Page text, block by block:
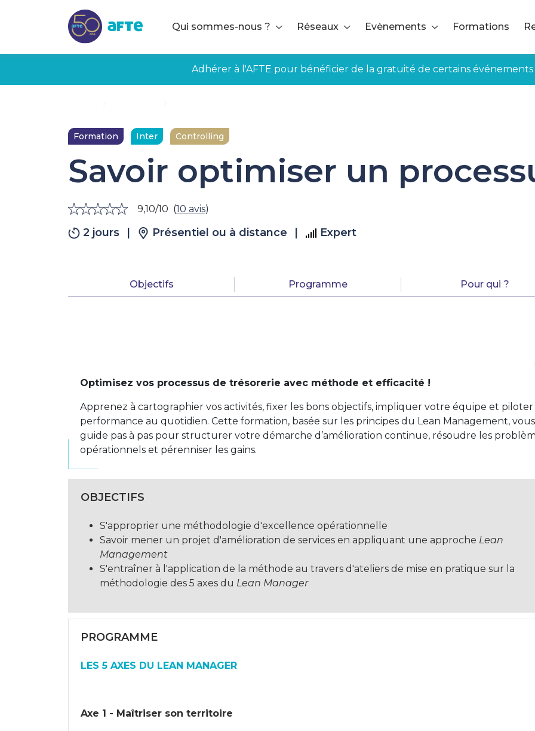
Qui sommes-nous ?
Réseaux Evènements Formations
Adhérer à l'AFTE pour bénéficier de la gratuité de certains événements
Formation Inter Controlling
Savoir optimiser un
9,10/10 (10 avis)
2 jours Présentiel ou à distance Expert
Objectifs Programme Pour qui ?
Optimisez vos processus de trésorerie avec méthode et efficacité !
Apprenez à cartographier vos activités, fixer les bons objectifs, impliquer votre équipe et piloter
performance au quotidien. Cette formation, basée sur les principes du Lean Management, vous
guide pas à pas pour structurer votre démarche d’amélioration continue, résoudre les
opérationnels et pérenniser les gains.
OBJECTIFS
S'approprier une méthodologie d'excellence opérationnelle
Savoir mener un projet d'amélioration de services en appliquant une approche Lean
Management
S'entraîner à l'application de la méthode au travers d'ateliers de mise en pratique sur la
méthodologie des 5 axes du Lean Manager
PROGRAMME
LES 5 AXES DU LEAN MANAGER
Axe 1 - Maîtriser son territoire